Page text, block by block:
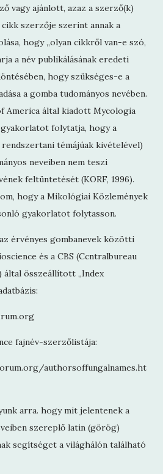
vagy ajánlott, azaz a szerző(k)
szerzője szerint annak a
hogy „olyan cikkről van-e szó,
a név publikálásának eredeti
hogy szükséges-e a
a gomba tudományos nevében.
America által kiadott Mycologia
folytatja, hogy a
témájúak kivételével)
neveiben nem teszi
feltüntetését (KORF, 1996).
hogy a Mikológiai Közlemények
gyakorlatot folytasson.
érvényes gombanevek közötti
és a CBS (Ccntralbureau
által összeállított „Index
fajnév-szerzőlistája:
authorsoffungalnames.ht
arra. hogy mit jelentenek a
szereplő latin (görög)
segítséget a világhálón található